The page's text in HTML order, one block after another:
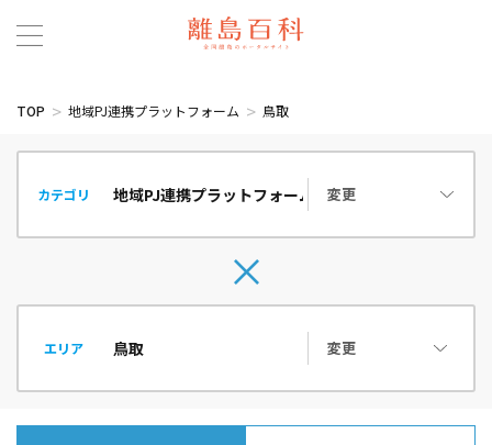
TOP 地域PJ連携プラットフォーム 鳥取
カテゴリ 変更
エリア 変更